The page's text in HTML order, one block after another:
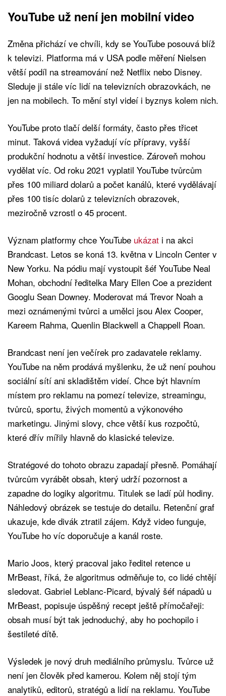
YouTube už není jen mobilní video
Změna přichází ve chvíli, kdy se YouTube posouvá blíž
k televizi. Platforma má v USA podle měření Nielsen
větší podíl na streamování než Netflix nebo Disney.
Sleduje ji stále víc lidí na televizních obrazovkách, ne
jen na mobilech. To mění styl videí i byznys kolem nich.
YouTube proto tlačí delší formáty, často přes třicet
minut. Taková videa vyžadují víc přípravy, vyšší
produkční hodnotu a větší investice. Zároveň mohou
vydělat víc. Od roku 2021 vyplatil YouTube tvůrcům
přes 100 miliard dolarů a počet kanálů, které vydělávají
přes 100 tisíc dolarů z televizních obrazovek,
meziročně vzrostl o 45 procent.
Význam platformy chce YouTube ukázat i na akci
Brandcast. Letos se koná 13. května v Lincoln Center v
New Yorku. Na pódiu mají vystoupit šéf YouTube Neal
Mohan, obchodní ředitelka Mary Ellen Coe a prezident
Googlu Sean Downey. Moderovat má Trevor Noah a
mezi oznámenými tvůrci a umělci jsou Alex Cooper,
Kareem Rahma, Quenlin Blackwell a Chappell Roan.
Brandcast není jen večírek pro zadavatele reklamy.
YouTube na něm prodává myšlenku, že už není pouhou
sociální sítí ani skladištěm videí. Chce být hlavním
místem pro reklamu na pomezí televize, streamingu,
tvůrců, sportu, živých momentů a výkonového
marketingu. Jinými slovy, chce větší kus rozpočtů,
které dřív mířily hlavně do klasické televize.
Stratégové do tohoto obrazu zapadají přesně. Pomáhají
tvůrcům vyrábět obsah, který udrží pozornost a
zapadne do logiky algoritmu. Titulek se ladí půl hodiny.
Náhledový obrázek se testuje do detailu. Retenční graf
ukazuje, kde divák ztratil zájem. Když video funguje,
YouTube ho víc doporučuje a kanál roste.
Mario Joos, který pracoval jako ředitel retence u
MrBeast, říká, že algoritmus odměňuje to, co lidé chtějí
sledovat. Gabriel Leblanc-Picard, bývalý šéf nápadů u
MrBeast, popisuje úspěšný recept ještě přímočařeji:
obsah musí být tak jednoduchý, aby ho pochopilo i
šestileté dítě.
Výsledek je nový druh mediálního průmyslu. Tvůrce už
není jen člověk před kamerou. Kolem něj stojí tým
analytiků, editorů, stratégů a lidí na reklamu. YouTube